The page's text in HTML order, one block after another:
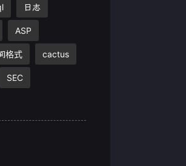
日志
ASP
格式 cactus
SEC